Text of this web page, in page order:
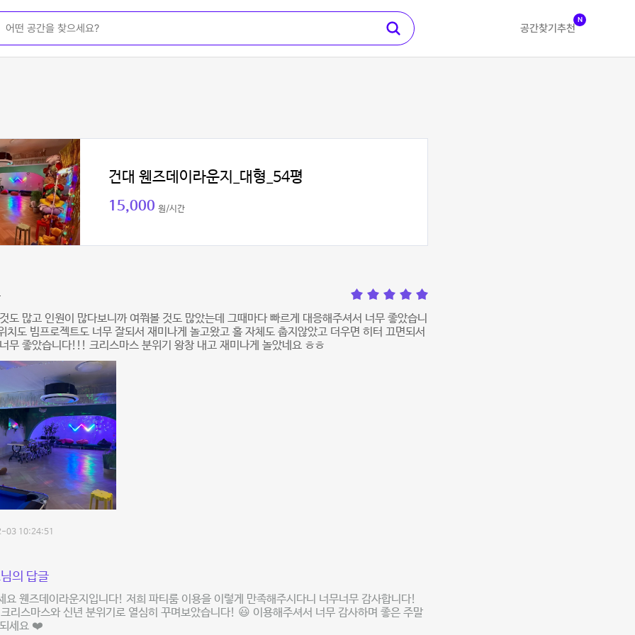
공간찾기 추천
N
건대 웬즈데이라운지_대형_54평
15,000 원/시간
도 많고 인원이 많다보니까 여쭤볼 것도 많았는데 그때마다 빠르게 대응해주셔서 너무 좋았습니
치도 빔프로젝트도 너무 잘되서 재미나게 놀고왔고 홀 자체도 춥지않았고 더우면 히터 끄면되서
무 좋았습니다!!! 크리스마스 분위기 왕창 내고 재미나게 놀았네요 ㅎㅎ
03 10:24:51
의 답글
요 웬즈데이라운지입니다! 저희 파티룸 이용을 이렇게 만족해주시다니 너무너무 감사합니다!
리스마스와 신년 분위기로 열심히 꾸며보았습니다! 😃 이용해주셔서 너무 감사하며 좋은 주말
세요 ❤️